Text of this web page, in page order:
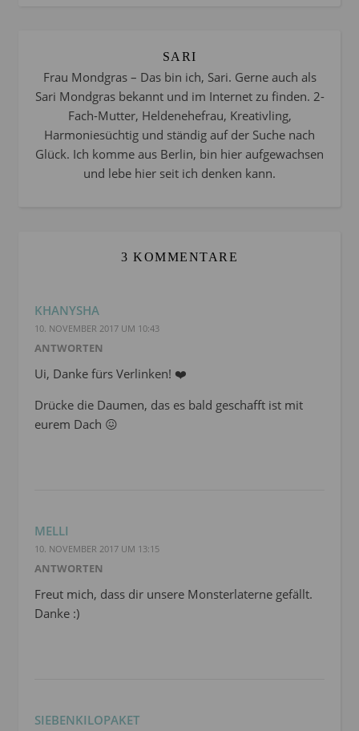
SARI
Frau Mondgras – Das bin ich, Sari. Gerne auch als
Sari Mondgras bekannt und im Internet zu finden. 2-
Fach-Mutter, Heldenehefrau, Kreativling,
Harmoniesüchtig und ständig auf der Suche nach
Glück. Ich komme aus Berlin, bin hier aufgewachsen
und lebe hier seit ich denken kann.
3 KOMMENTARE
KHANYSHA
10. NOVEMBER 2017 UM 10:43
ANTWORTEN
Ui, Danke fürs Verlinken! ❤️
Drücke die Daumen, das es bald geschafft ist mit
eurem Dach 😖
MELLI
10. NOVEMBER 2017 UM 13:15
ANTWORTEN
Freut mich, dass dir unsere Monsterlaterne gefällt.
Danke :)
SIEBENKILOPAKET